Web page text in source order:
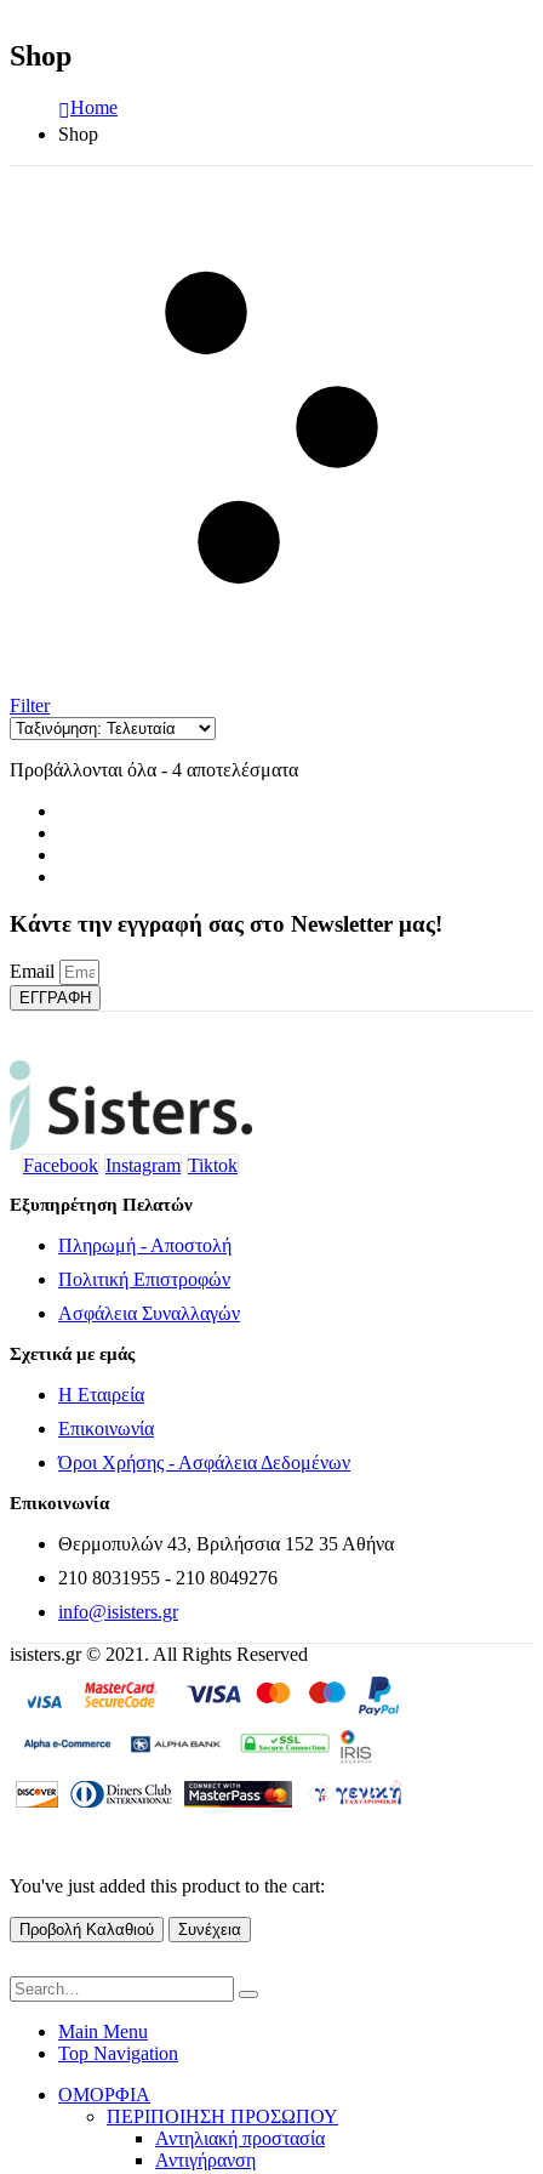
Shop
Home
Shop
Filter
Προβάλλονται όλα - 4 αποτελέσματαSorted
Κάντε την εγγραφή σας στο Newsletter μας!
Email
ΕΓΓΡΑΦΗ
Facebook Instagram Tiktok
Εξυπηρέτηση Πελατών
Πληρωμή - Αποστολή
Πολιτική Επιστροφών
Ασφάλεια Συναλλαγών
Σχετικά με εμάς
Η Εταιρεία
Επικοινωνία
Όροι Χρήσης - Ασφάλεια Δεδομένων
Επικοινωνία
Θερμοπυλών 43, Βριλήσσια 152 35 Αθήνα
210 8031955 - 210 8049276
info@isisters.gr
isisters.gr © 2021. All Rights Reserved
You've just added this product to the cart:
Προβολή Καλαθιού Συνέχεια
Main Menu
Top Navigation
ΟΜΟΡΦΙΑ
ΠΕΡΙΠΟΙΗΣΗ ΠΡΟΣΩΠΟΥ
Αντηλιακή προστασία
Αντιγήρανση